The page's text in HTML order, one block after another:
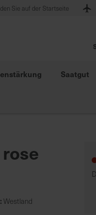
Sie auf der Startseite
Saatgut
Westland